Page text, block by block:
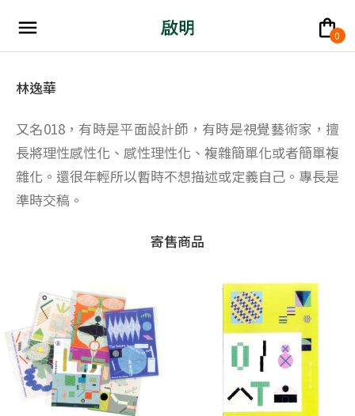
menu shopping_bag
0
林逸華
又名018，有時是平面設計師，有時是視覺藝術家，擅
長將理性感性化、感性理性化、複雜簡單化或者簡單複
雜化。還很年輕所以暫時不想描述或定義自己。專長是
準時交稿。
寄售商品